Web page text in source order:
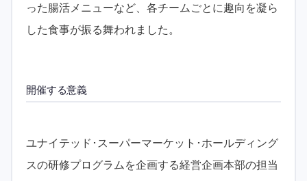
った腸活メニューなど、各チームごとに趣向を凝ら
した食事が振る舞われました。
開催する意義
ユナイテッド･スーパーマーケット･ホールディング
スの研修プログラムを企画する経営企画本部の担当